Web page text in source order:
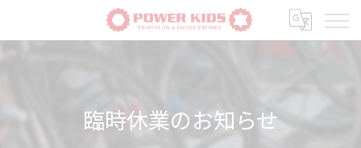
臨時休業のお知らせ